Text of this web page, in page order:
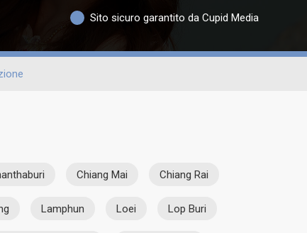
Sito sicuro garantito da Cupid Media
Chiang Mai Chiang Rai
Lamphun Loei Lop Buri